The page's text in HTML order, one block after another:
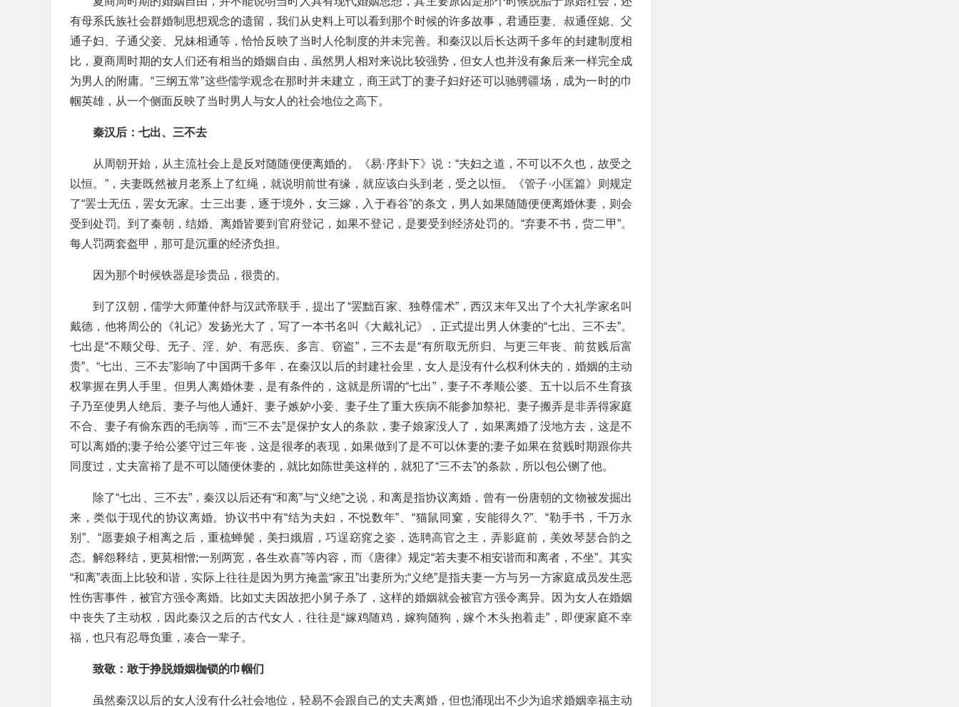
有母系氏族社会群婚制思想观念的遗留，我们从史料上可以看到那个时候的许多故事，君通臣妻、叔通侄媳、父
通子妇、子通父妾、兄妹相通等，恰恰反映了当时人伦制度的并未完善。和秦汉以后长达两千多年的封建制度相
比，夏商周时期的女人们还有相当的婚姻自由，虽然男人相对来说比较强势，但女人也并没有象后来一样完全成
为男人的附庸。“三纲五常”这些儒学观念在那时并未建立，商王武丁的妻子妇好还可以驰骋疆场，成为一时的巾
帼英雄，从一个侧面反映了当时男人与女人的社会地位之高下。
秦汉后：七出、三不去
从周朝开始，从主流社会上是反对随随便便离婚的。《易·序卦下》说：“夫妇之道，不可以不久也，故受之
以恒。”，夫妻既然被月老系上了红绳，就说明前世有缘，就应该白头到老，受之以恒。《管子·小匡篇》则规定
了“罢士无伍，罢女无家。士三出妻，逐于境外，女三嫁，入于舂谷”的条文，男人如果随随便便离婚休妻，则会
受到处罚。到了秦朝，结婚、离婚皆要到官府登记，如果不登记，是要受到经济处罚的。“弃妻不书，赀二甲”。
每人罚两套盔甲，那可是沉重的经济负担。
因为那个时候铁器是珍贵品，很贵的。
到了汉朝，儒学大师董仲舒与汉武帝联手，提出了“罢黜百家、独尊儒术”，西汉末年又出了个大礼学家名叫
戴德，他将周公的《礼记》发扬光大了，写了一本书名叫《大戴礼记》，正式提出男人休妻的“七出、三不去”。
七出是“不顺父母、无子、淫、妒、有恶疾、多言、窃盗”，三不去是“有所取无所归、与更三年丧、前贫贱后富
贵”。“七出、三不去”影响了中国两千多年，在秦汉以后的封建社会里，女人是没有什么权利休夫的，婚姻的主动
权掌握在男人手里。但男人离婚休妻，是有条件的，这就是所谓的“七出”，妻子不孝顺公婆、五十以后不生育孩
子乃至使男人绝后、妻子与他人通奸、妻子嫉妒小妾、妻子生了重大疾病不能参加祭祀、妻子搬弄是非弄得家庭
不合、妻子有偷东西的毛病等，而“三不去”是保护女人的条款，妻子娘家没人了，如果离婚了没地方去，这是不
可以离婚的;妻子给公婆守过三年丧，这是很孝的表现，如果做到了是不可以休妻的;妻子如果在贫贱时期跟你共
同度过，丈夫富裕了是不可以随便休妻的，就比如陈世美这样的，就犯了“三不去”的条款，所以包公铡了他。
除了“七出、三不去”，秦汉以后还有“和离”与“义绝”之说，和离是指协议离婚，曾有一份唐朝的文物被发掘出
来，类似于现代的协议离婚。协议书中有“结为夫妇，不悦数年”、“猫鼠同窠，安能得久?”、“勒手书，千万永
别”、“愿妻娘子相离之后，重梳蝉鬓，美扫娥眉，巧逞窈窕之姿，选聘高官之主，弄影庭前，美效琴瑟合韵之
态。解怨释结，更莫相憎;一别两宽，各生欢喜”等内容，而《唐律》规定“若夫妻不相安谐而和离者，不坐”。其实
“和离”表面上比较和谐，实际上往往是因为男方掩盖“家丑”出妻所为;“义绝”是指夫妻一方与另一方家庭成员发生恶
性伤害事件，被官方强令离婚。比如丈夫因故把小舅子杀了，这样的婚姻就会被官方强令离异。因为女人在婚姻
中丧失了主动权，因此秦汉之后的古代女人，往往是“嫁鸡随鸡，嫁狗随狗，嫁个木头抱着走”，即便家庭不幸
福，也只有忍辱负重，凑合一辈子。
致敬：敢于挣脱婚姻枷锁的巾帼们
虽然秦汉以后的女人没有什么社会地位，轻易不会跟自己的丈夫离婚，但也涌现出不少为追求婚姻幸福主动